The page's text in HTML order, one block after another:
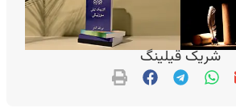
شریک قیلینگ